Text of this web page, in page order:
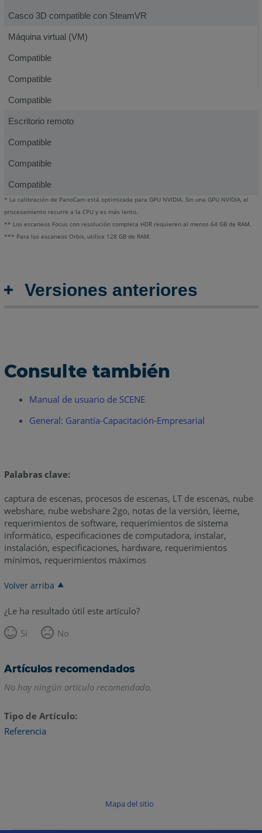
Casco 3D compatible con SteamVR
Máquina virtual (VM)
Compatible
Compatible
Compatible
Escritorio remoto
Compatible
Compatible
Compatible
* La calibración de PanoCam está optimizada para GPU NVIDIA. Sin una GPU NVIDIA, el
procesamiento recurre a la CPU y es más lento.
** Los escaneos Focus con resolución completa HDR requieren al menos 64 GB de RAM.
*** Para los escaneos Orbis, utilice 128 GB de RAM.
Versiones anteriores
Consulte también
Manual de usuario de SCENE
General: Garantía-Capacitación-Empresarial
Palabras clave:
captura de escenas, procesos de escenas, LT de escenas, nube
webshare, nube webshare 2go, notas de la versión, léeme,
requerimientos de software, requerimientos de sistema
informático, especificaciones de computadora, instalar,
instalación, especificaciones, hardware, requerimientos
mínimos, requerimientos máximos
Volver arriba
¿Le ha resultado útil este artículo?
Sí
No
Artículos recomendados
No hay ningún artículo recomendado.
Tipo de Artículo
Referencia
Mapa del sitio